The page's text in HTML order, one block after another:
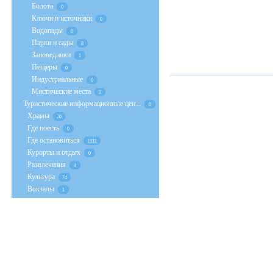
Болота 0
Ключи и источники 0
Водопады 0
Парки и сады 8
Заповедники 1
Пещеры 0
Индустриальные 0
Мистические места 0
Туристические информационные цен... 0
Храмы 20
Где поесть 0
Где остановиться 1331
Курорты и отдых 0
Развлечения 4
Культура 74
Вокзалы 1